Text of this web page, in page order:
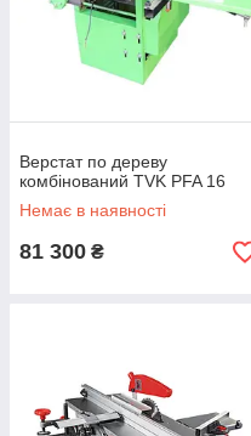
Верстат по дереву
комбінований TVK PFA 16
Немає в наявності
81 300 ₴